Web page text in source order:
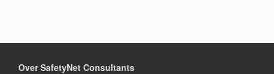
Over SafetyNet Consultants